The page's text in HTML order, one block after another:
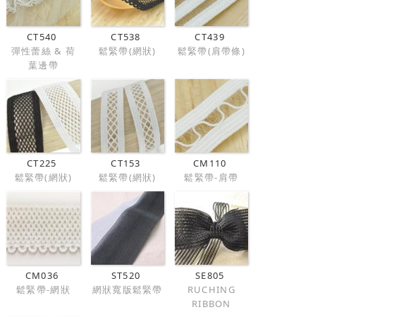
CT540
彈性蕾絲 & 荷
葉邊帶
CT538
鬆緊帶(網狀)
CT439
鬆緊帶(肩帶條)
CT225
鬆緊帶(網狀)
CT153
鬆緊帶(網狀)
CM110
鬆緊帶-肩帶
CM036
鬆緊帶-網狀
ST520
網狀寬版鬆緊帶
SE805
RUCHING
RIBBON